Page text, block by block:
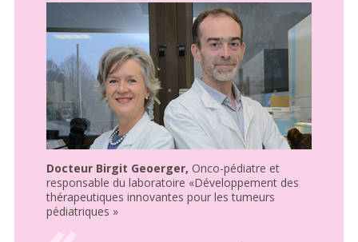
Docteur Birgit Geoerger, Onco-pédiatre et
responsable du laboratoire «Développement des
thérapeutiques innovantes pour les tumeurs
pédiatriques »